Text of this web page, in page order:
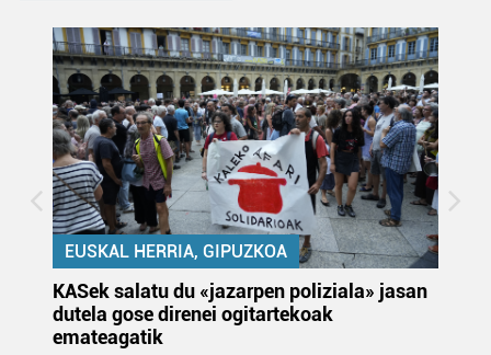
EUSKAL HERRIA, GIPUZKOA
KASek salatu du «jazarpen poliziala» jasan
dutela gose direnei ogitartekoak
emateagatik